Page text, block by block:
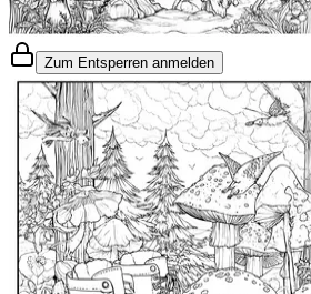
Zum Entsperren anmelden